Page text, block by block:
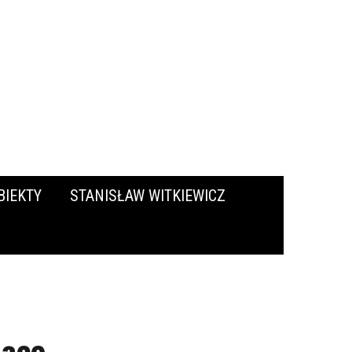
STANISŁAW WITKIEWICZ